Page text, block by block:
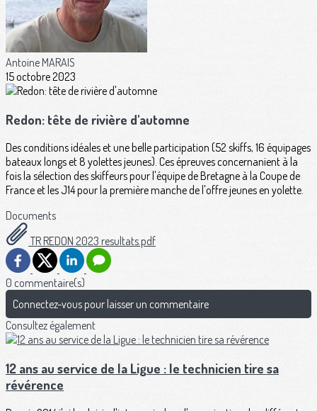
Antoine MARAIS
15 octobre 2023
Redon: tête de rivière d'automne
Des conditions idéales et une belle participation (52 skiffs, 16 équipages
bateaux longs et 8 yolettes jeunes). Ces épreuves concernanient à la
fois la sélection des skiffeurs pour l'équipe de Bretagne à la Coupe de
France et les J14 pour la première manche de l'offre jeunes en yolette.
Documents
TR REDON 2023 resultats.pdf
0 commentaire(s)
Connectez-vous pour laisser un commentaire
Consultez également
12 ans au service de la Ligue : le technicien tire sa
révérence